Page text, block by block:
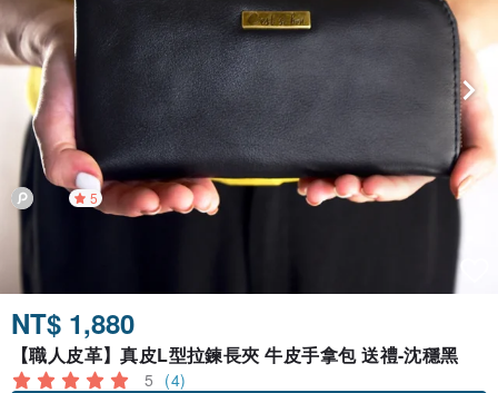
5
NT$ 1,880
【職人皮革】真皮L型拉鍊長夾 牛皮手拿包 送禮-沈穩黑
5 (4)